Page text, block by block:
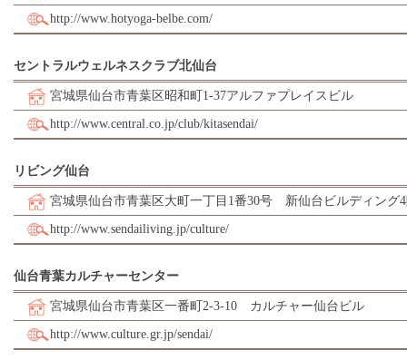
http://www.hotyoga-belbe.com/
セントラルウェルネスクラブ北仙台
宮城県仙台市青葉区昭和町1-37アルファプレイスビル
http://www.central.co.jp/club/kitasendai/
リビング仙台
宮城県仙台市青葉区大町一丁目1番30号 新仙台ビルディング
http://www.sendailiving.jp/culture/
仙台青葉カルチャーセンター
宮城県仙台市青葉区一番町2-3-10 カルチャー仙台ビル
http://www.culture.gr.jp/sendai/